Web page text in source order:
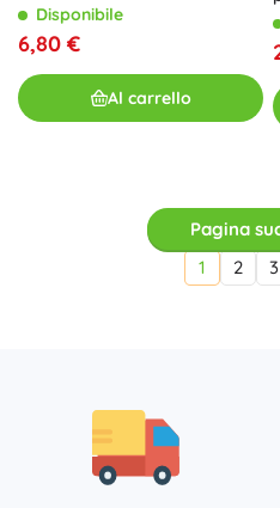
passeggino e lettino, 30 cm
Disponibile
6,80 €
Al carrello
Pagina
1
2 3